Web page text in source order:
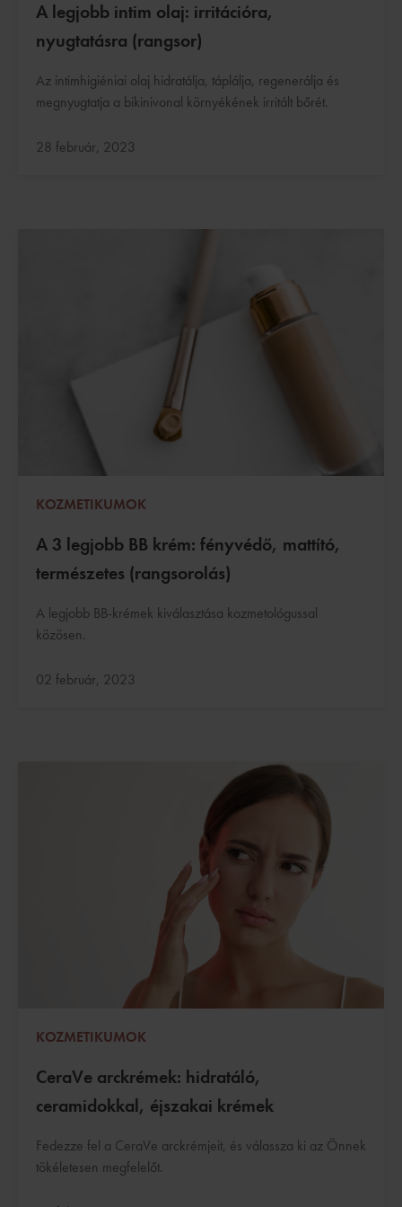
A legjobb intim olaj: irritációra,
nyugtatásra (rangsor)
Az intimhigiéniai olaj hidratálja, táplálja, regenerálja és
megnyugtatja a bikinivonal környékének irritált bőrét.
Frissítve:
28 február, 2023
KOZMETIKUMOK
A 3 legjobb BB krém: fényvédő, mattító,
természetes (rangsorolás)
A legjobb BB-krémek kiválasztása kozmetológussal
közösen.
Frissítve:
02 február, 2023
KOZMETIKUMOK
CeraVe arckrémek: hidratáló,
ceramidokkal, éjszakai krémek
Fedezze fel a CeraVe arckrémjeit, és válassza ki az Önnek
tökéletesen megfelelőt.